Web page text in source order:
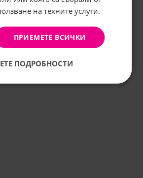
на техните услуги.
ПРИЕМЕТЕ ВСИЧКИ
ПОДРОБНОСТИ
АБОНИРАНЕ
Не, благодаря